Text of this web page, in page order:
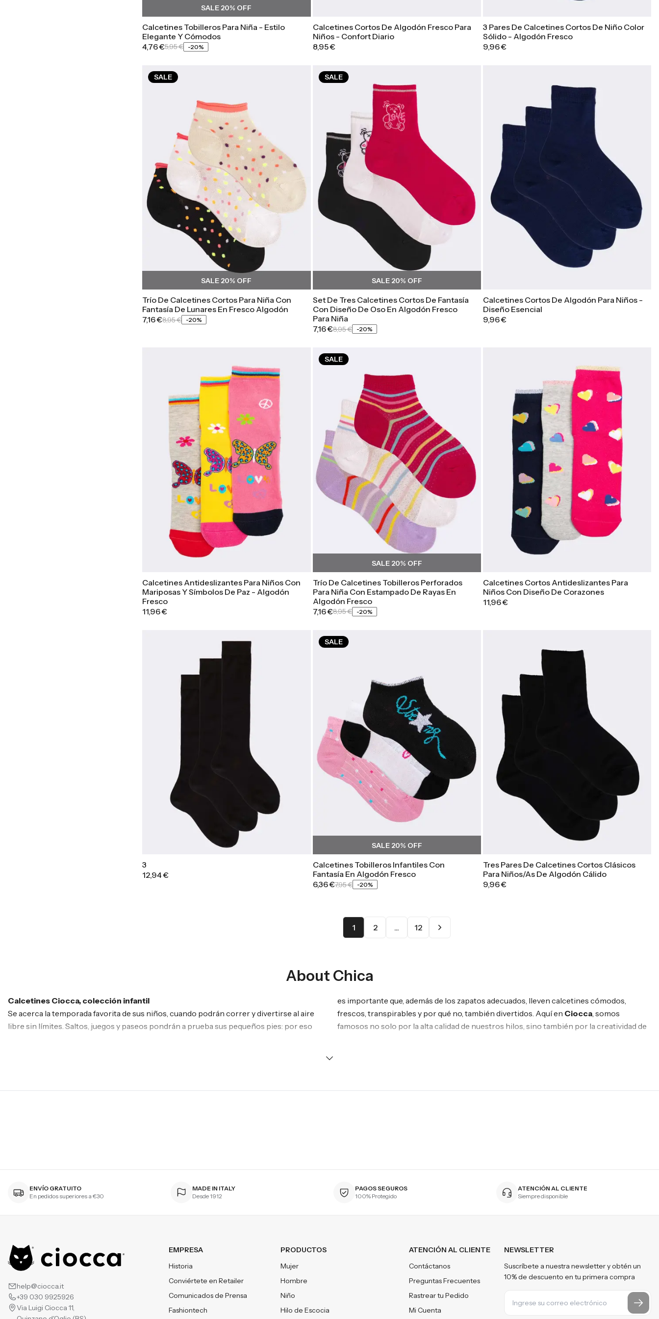
SALE 20% OFF
Calcetines Tobilleros Para Niña - Estilo
Elegante Y Cómodos
4,76 €5,95 € -20%
Calcetines Cortos De Algodón Fresco Para
Niños - Confort Diario
Azul Marino
8,95 €
3 Pares De Calcetines Cortos De Niño Color
Sólido - Algodón Fresco
Azul Marino
9,96 €
SALE
SALE 20% OFF
Trío De Calcetines Cortos Para Niña Con
Fantasía De Lunares En Fresco Algodón
7,16 €8,95 € -20%
SALE
SALE 20% OFF
Set De Tres Calcetines Cortos De Fantasía
Con Diseño De Oso En Algodón Fresco
Para Niña
7,16 €8,95 € -20%
Calcetines Cortos De Algodón Para Niños -
Diseño Esencial
Azul Marino
9,96 €
Calcetines Antideslizantes Para Niños Con
Mariposas Y Símbolos De Paz - Algodón
Fresco
11,96 €
SALE
SALE 20% OFF
Trío De Calcetines Tobilleros Perforados
Para Niña Con Estampado De Rayas En
Algodón Fresco
7,16 €8,95 € -20%
Calcetines Cortos Antideslizantes Para
Niños Con Diseño De Corazones
11,96 €
3
12,94 €
SALE
SALE 20% OFF
Calcetines Tobilleros Infantiles Con
Fantasía En Algodón Fresco
Surtido 1Surtido 2
6,36 €7,95 € -20%
Tres Pares De Calcetines Cortos Clásicos
Para Niños/as De Algodón Cálido
Azul Marino
9,96 €
1 2 ... 12
About Chica
Calcetines Ciocca, colección infantil
Se acerca la temporada favorita de sus niños, cuando podrán correr y divertirse al aire
libre sin límites. Saltos, juegos y paseos pondrán a prueba sus pequeños pies: por eso
es importante que, además de los zapatos adecuados, lleven calcetines cómodos,
frescos, transpirables y por qué no, también divertidos. Aquí en Ciocca, somos
famosos no solo por la alta calidad de nuestros hilos, sino también por la creatividad de
ENVÍO GRATUITO
En pedidos superiores a €30
MADE IN ITALY
Desde 1912
PAGOS SEGUROS
100% Protegido
ATENCIÓN AL CLIENTE
Siempre disponible
help@ciocca.it
+39 030 9925926
Via Luigi Ciocca 11,
EMPRESA
Historia
Conviértete en Retailer
Comunicados de Prensa
Fashiontech
PRODUCTOS
Mujer
Hombre
Niño
Hilo de Escocia
ATENCIÓN AL CLIENTE
Contáctanos
Preguntas Frecuentes
Rastrear tu Pedido
Mi Cuenta
NEWSLETTER
Suscríbete a nuestra newsletter y obtén un
10% de descuento en tu primera compra